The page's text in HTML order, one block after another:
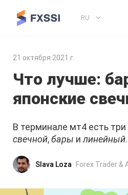
RU
21 октября 2021 г.
Что лучше:
японские
В терминале мт4 есть
свечной,бары илинейный.
Slava Loza Forex Trader &